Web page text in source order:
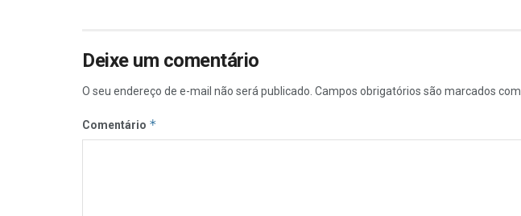
Deixe um comentário
O seu endereço de e-mail não será publicado. Campos obrigatórios são marcados com
Comentário *